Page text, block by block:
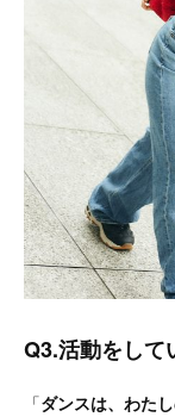
Q3.活動をして
「ダンスは、わた